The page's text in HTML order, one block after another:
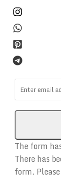
The form
There has
form.